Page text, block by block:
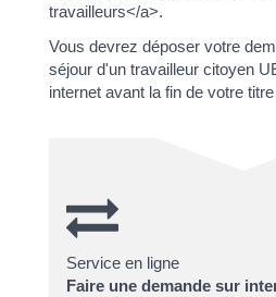
travailleurs</a>.
Vous devrez déposer votre
séjour d'un travailleur citoyen
internet avant la fin de votre
Service en ligne
Faire une demande sur